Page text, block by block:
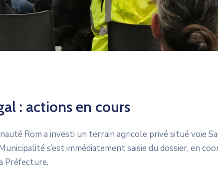
: actions en cours
Rom a investi un terrain agricole privé situé voie
s’est immédiatement saisie du dossier, en
Préfecture.